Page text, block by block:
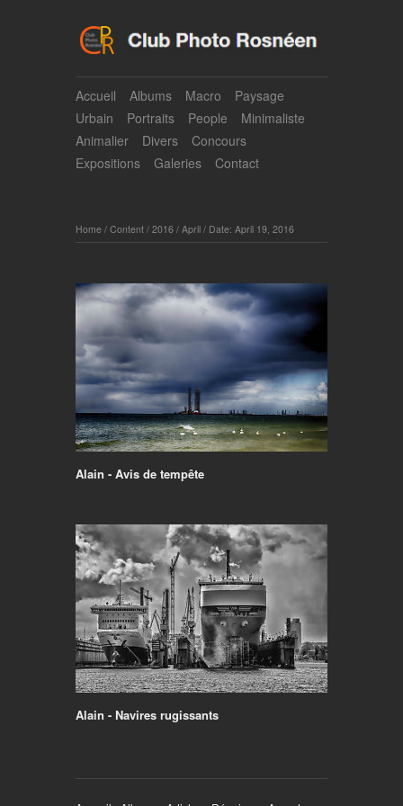
Accueil Albums Macro
Paysage
Urbain
Portraits People
Minimaliste
Animalier
Divers
Concours
Expositions
Galeries Contact
Home / Content / 2016 / April / Date: April 19, 2016
Alain - Avis de tempête
Alain - Navires rugissants